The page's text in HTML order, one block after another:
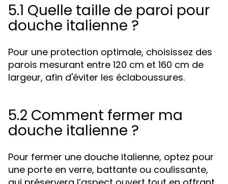
5.1 Quelle taille de paroi pour
douche italienne ?
Pour une protection optimale, choisissez des
parois mesurant entre 120 cm et 160 cm de
largeur, afin d'éviter les éclaboussures.
5.2 Comment fermer ma
douche italienne ?
Pour fermer une douche italienne, optez pour
une porte en verre, battante ou coulissante,